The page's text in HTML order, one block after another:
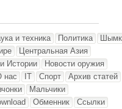
и техника Политика
Центральная Азия
Истории
Новости оружия
нас IT Спорт
Архив статей
Мальчики
Обменник
Ссылки